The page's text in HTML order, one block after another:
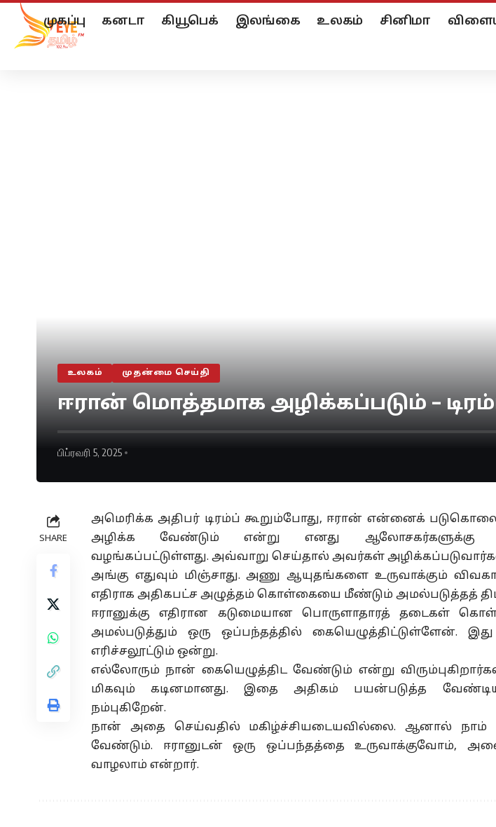
முகப்பு கனடா கியூபெக் இலங்கை உலகம் சினிமா
உலகம் முதன்மை செய்தி
ஈரான் மொத்தமாக அழிக்கப்படும் –
பிப்ரவரி 5, 2025
SHARE
அமெரிக்க அதிபர் டிரம்ப் கூறும்போது, ஈரான் என்னைக்
அழிக்க வேண்டும் என்று எனது ஆலோசகர்களுக்கு
வழங்கப்பட்டுள்ளது. அவ்வாறு செய்தால் அவர்கள்
அங்கு எதுவும் மிஞ்சாது. அணு ஆயுதங்களை உருவாக்கும்
எதிராக அதிகபட்ச அழுத்தம் கொள்கையை மீண்டும் அமல்படுத்தத்
ஈரானுக்கு எதிரான கடுமையான பொருளாதாரத் தடைகள்
அமல்படுத்தும் ஒரு ஒப்பந்தத்தில் கையெழுத்திட்டுள்ளேன். இது
எரிச்சலூட்டும் ஒன்று.
எல்லோரும் நான் கையெழுத்திட வேண்டும் என்று
மிகவும் கடினமானது. இதை அதிகம் பயன்படுத்த
நம்புகிறேன்.
நான் அதை செய்வதில் மகிழ்ச்சியடையவில்லை. ஆனால் நாம்
வேண்டும். ஈரானுடன் ஒரு ஒப்பந்தத்தை உருவாக்குவோம்,
வாழலாம் என்றார்.